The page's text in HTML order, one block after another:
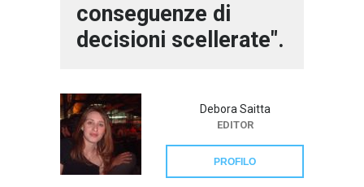
conseguenze di
decisioni scellerate".
Debora Saitta
EDITOR
PROFILO